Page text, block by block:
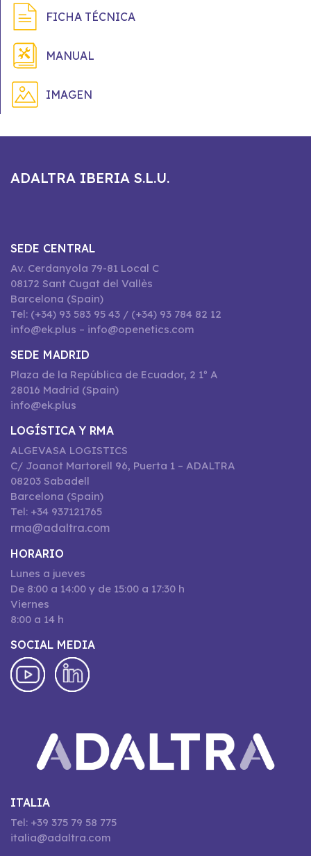
FICHA TÉCNICA
MANUAL
IMAGEN
ADALTRA IBERIA S.L.U.
SEDE CENTRAL
Av. Cerdanyola 79-81 Local C
08172 Sant Cugat del Vallès
Barcelona (Spain)
Tel: (+34) 93 583 95 43 / (+34) 93 784 82 12
info@ek.plus – info@openetics.com
SEDE MADRID
Plaza de la República de Ecuador, 2 1º A
28016 Madrid (Spain)
info@ek.plus
LOGÍSTICA Y RMA
ALGEVASA LOGISTICS
C/ Joanot Martorell 96, Puerta 1 – ADALTRA
08203 Sabadell
Barcelona (Spain)
Tel: +34 937121765
rma@adaltra.com
HORARIO
Lunes a jueves
De 8:00 a 14:00 y de 15:00 a 17:30 h
Viernes
8:00 a 14 h
SOCIAL MEDIA
ITALIA
Tel: +39 375 79 58 775
italia@adaltra.com